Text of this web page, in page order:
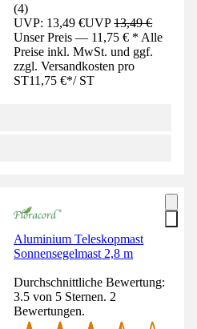
(4)
UVP: 13,49 €UVP13,49 €
Unser Preis — 11,75 € * Alle
Preise inkl. MwSt. und ggf.
zzgl. Versandkosten pro
ST11,75 €*/ ST
Aluminium Teleskopmast
Sonnensegelmast 2,8 m
Durchschnittliche Bewertung:
3.5 von 5 Sternen. 2
Bewertungen.